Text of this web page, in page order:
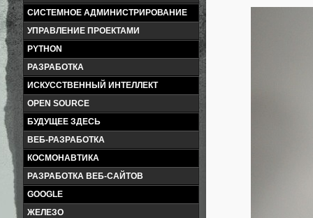
СИСТЕМНОЕ АДМИНИСТРИРОВАНИЕ
УПРАВЛЕНИЕ ПРОЕКТАМИ
PYTHON
РАЗРАБОТКА
ИСКУССТВЕННЫЙ ИНТЕЛЛЕКТ
OPEN SOURCE
БУДУЩЕЕ ЗДЕСЬ
ВЕБ-РАЗРАБОТКА
КОСМОНАВТИКА
РАЗРАБОТКА ВЕБ-САЙТОВ
GOOGLE
ЖЕЛЕЗО